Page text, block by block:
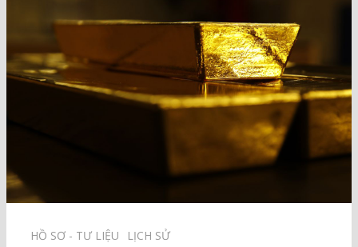
HỒ SƠ - TƯ LIỆU⠀ LỊCH SỬ⠀